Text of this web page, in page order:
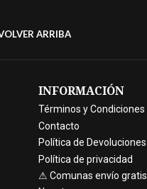
ARRIBA
INFORMACIÓN
Términos y Condiciones
Contacto
Política de Devoluciones
Política de privacidad
⚠ Comunas envío gratis